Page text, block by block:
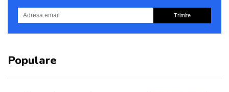
Trimite
Populare